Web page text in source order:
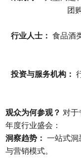
团
行业人士： 食品酒
投资与服务机构：
观众为何参观？ 对于
年度行业盛会：
洞察趋势： 一站式洞
与营销模式。